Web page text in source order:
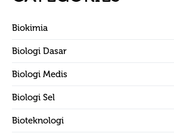
Biokimia
Biologi Dasar
Biologi Medis
Biologi Sel
Bioteknologi